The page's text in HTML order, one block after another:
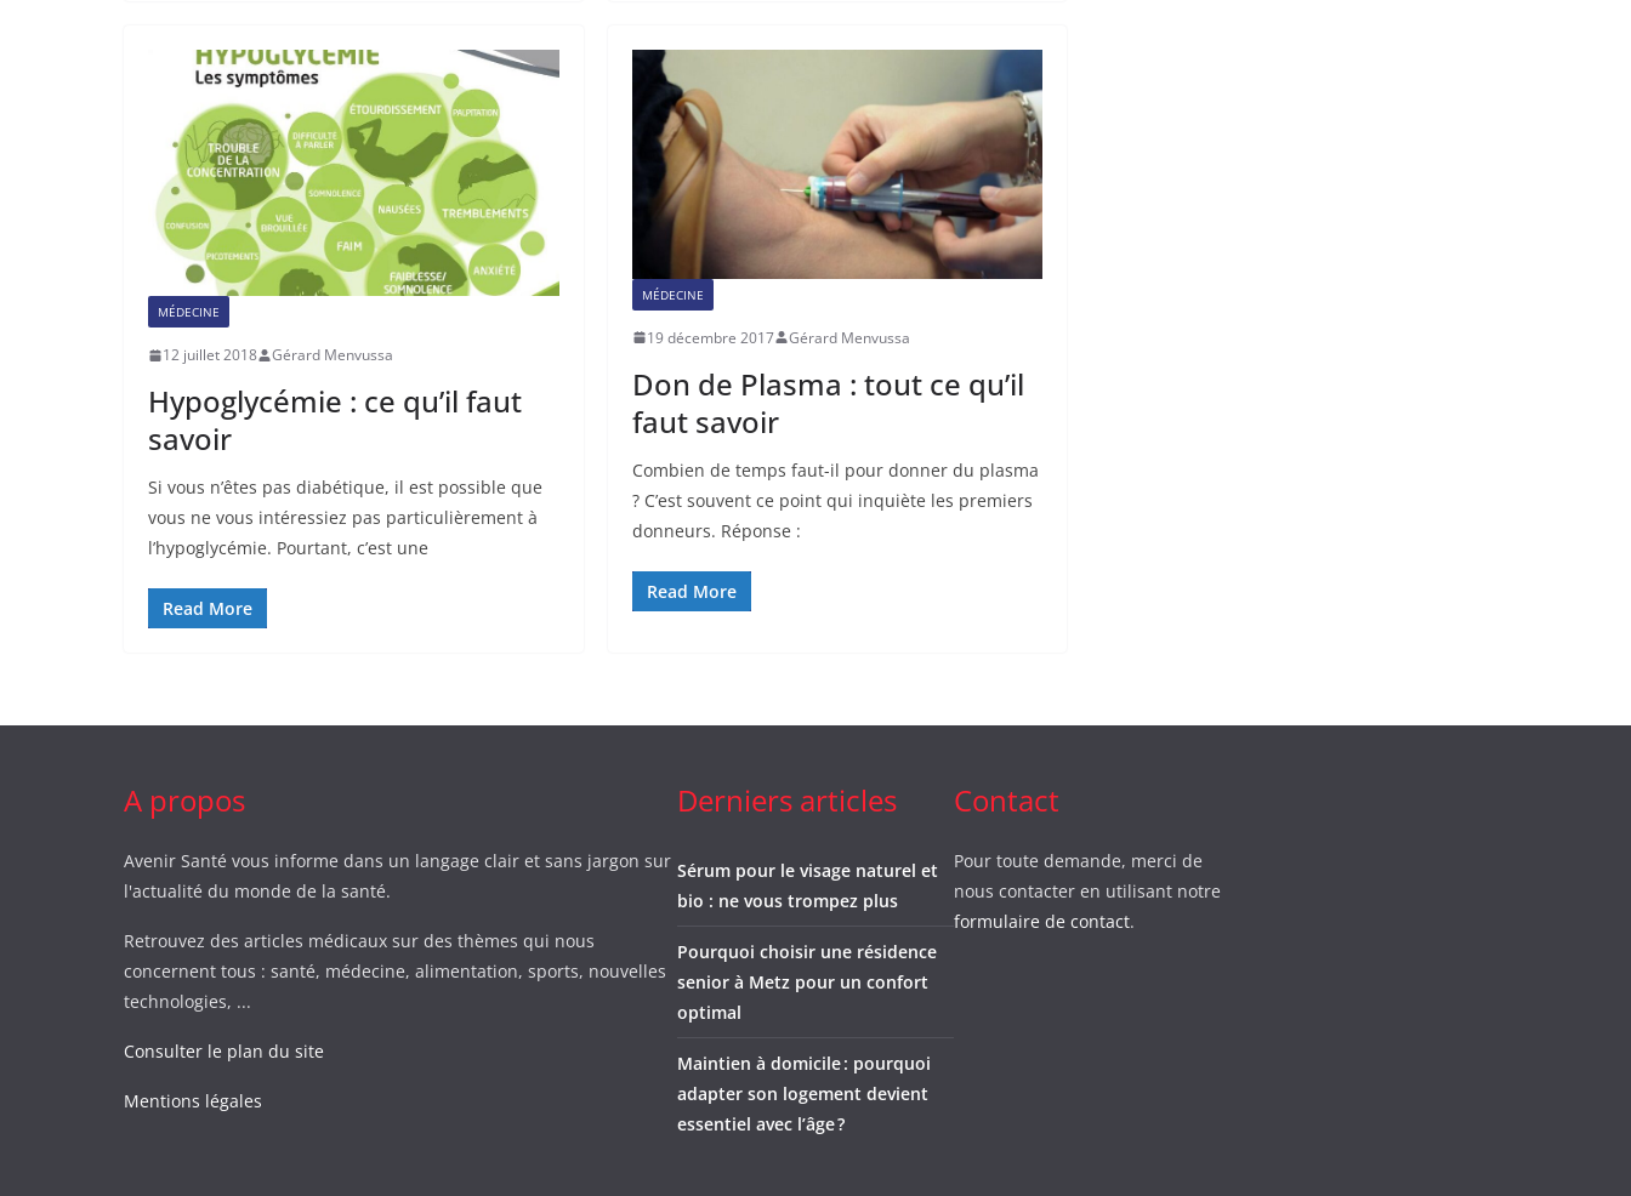
MÉDECINE
12 juillet 2018 Gérard Menvussa
Hypoglycémie : ce qu’il faut
savoir
Si vous n’êtes pas diabétique, il est possible que
vous ne vous intéressiez pas particulièrement à
l’hypoglycémie. Pourtant, c’est une
Read More
MÉDECINE
19 décembre 2017 Gérard Menvussa
Don de Plasma : tout ce qu’il
faut savoir
Combien de temps faut-il pour donner du plasma
? C’est souvent ce point qui inquiète les premiers
donneurs. Réponse :
Read More
A propos
Avenir Santé vous informe dans un langage clair et sans jargon sur
l'actualité du monde de la santé.
Retrouvez des articles médicaux sur des thèmes qui nous
concernent tous : santé, médecine, alimentation, sports, nouvelles
technologies, ...
Consulter le plan du site
Mentions légales
Derniers articles
Sérum pour le visage naturel et
bio : ne vous trompez plus
Pourquoi choisir une résidence
senior à Metz pour un confort
optimal
Maintien à domicile : pourquoi
adapter son logement devient
essentiel avec l’âge ?
Contact
Pour toute demande, merci de
nous contacter en utilisant notre
formulaire de contact.